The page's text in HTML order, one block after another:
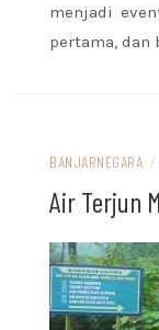
menjadi
pertama,
BANJARNEGARA /
Air Terjun